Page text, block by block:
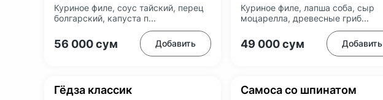
Куриное филе, соус тайский, перец
болгарский, капуста п...
56 000сум Добавить
Куриное филе, лапша соба, сыр
моцарелла, древесные гриб...
49 000сум Добавить
Гёдза классик Самоса со шпинатом